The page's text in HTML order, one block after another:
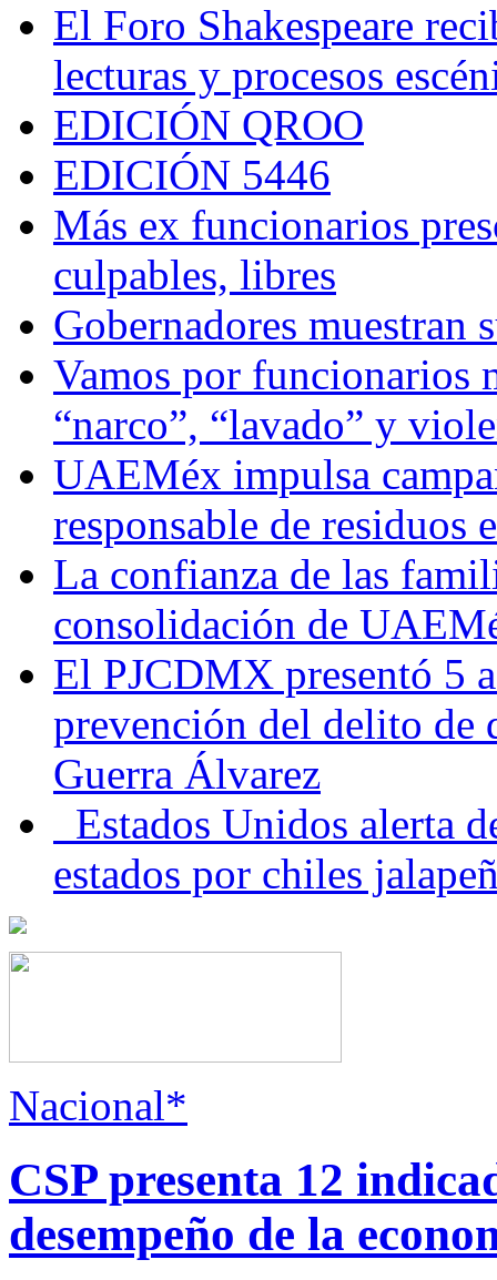
El Foro Shakespeare
lecturas y procesos
EDICIÓN QROO
EDICIÓN 5446
Más ex funcionarios
culpables, libres
Gobernadores muestran
Vamos por funcionarios
“narco”, “lavado” y
UAEMéx impulsa
responsable de residuos
La confianza de las
consolidación de
El PJCDMX presentó 5
prevención del delito de
Guerra Álvarez
Estados Unidos alerta
estados por chiles
Nacional*
CSP presenta 12
desempeño de la